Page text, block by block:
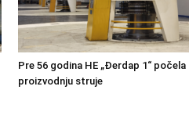
Pre 56 godina HE „Đerdap 1“ počela
proizvodnju struje